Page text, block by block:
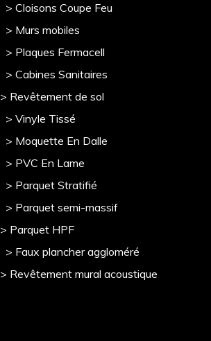
> Cloisons Coupe Feu
> Murs mobiles
> Plaques Fermacell
> Cabines Sanitaires
> Revêtement de sol
> Vinyle Tissé
> Moquette En Dalle
> PVC En Lame
> Parquet Stratifié
> Parquet semi-massif
> Parquet HPF
> Faux plancher aggloméré
> Revêtement mural acoustique